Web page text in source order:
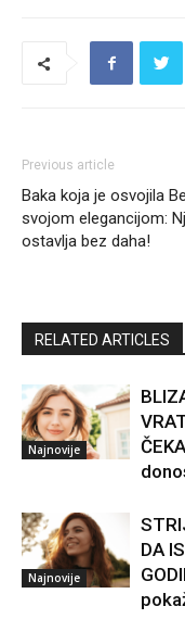
Previous article
Baka koja je osvojila
svojom elegancijom:
ostavlja bez daha!
RELATED ARTICLES
Najnovije
Najnovije
DA